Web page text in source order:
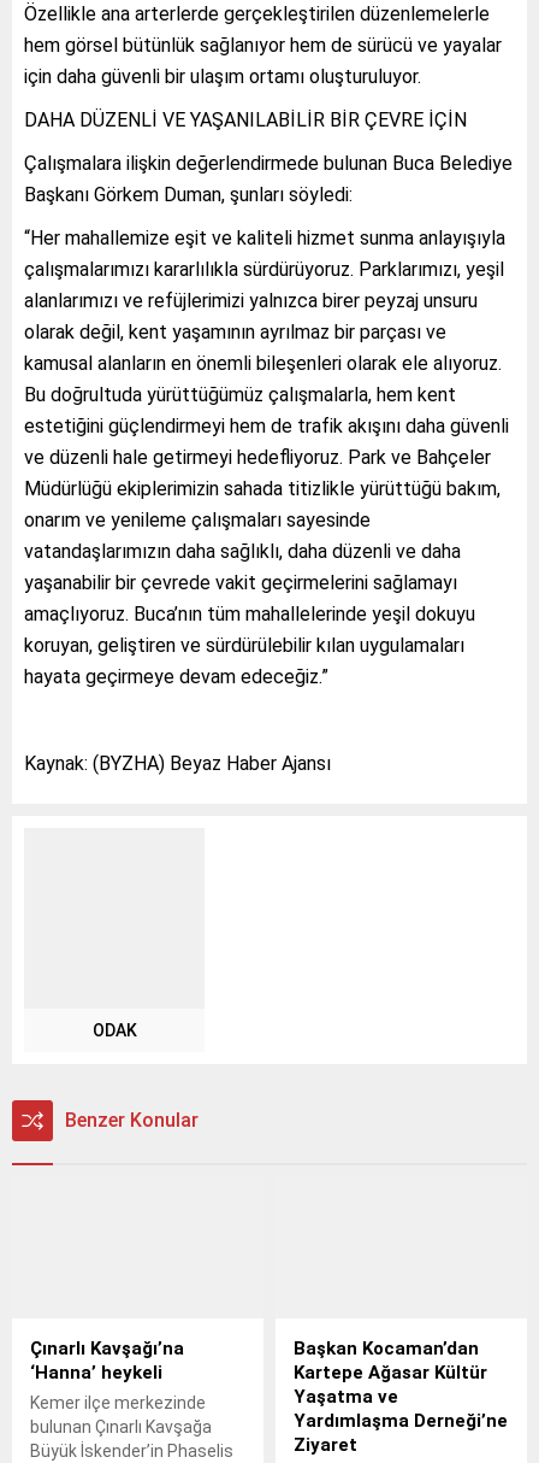
Özellikle ana arterlerde gerçekleştirilen düzenlemelerle
hem görsel bütünlük sağlanıyor hem de sürücü ve yayalar
için daha güvenli bir ulaşım ortamı oluşturuluyor.
DAHA DÜZENLİ VE YAŞANILABİLİR BİR ÇEVRE İÇİN
Çalışmalara ilişkin değerlendirmede bulunan Buca Belediye
Başkanı Görkem Duman, şunları söyledi:
“Her mahallemize eşit ve kaliteli hizmet sunma anlayışıyla
çalışmalarımızı kararlılıkla sürdürüyoruz. Parklarımızı, yeşil
alanlarımızı ve refüjlerimizi yalnızca birer peyzaj unsuru
olarak değil, kent yaşamının ayrılmaz bir parçası ve
kamusal alanların en önemli bileşenleri olarak ele alıyoruz.
Bu doğrultuda yürüttüğümüz çalışmalarla, hem kent
estetiğini güçlendirmeyi hem de trafik akışını daha güvenli
ve düzenli hale getirmeyi hedefliyoruz. Park ve Bahçeler
Müdürlüğü ekiplerimizin sahada titizlikle yürüttüğü bakım,
onarım ve yenileme çalışmaları sayesinde
vatandaşlarımızın daha sağlıklı, daha düzenli ve daha
yaşanabilir bir çevrede vakit geçirmelerini sağlamayı
amaçlıyoruz. Buca’nın tüm mahallelerinde yeşil dokuyu
koruyan, geliştiren ve sürdürülebilir kılan uygulamaları
hayata geçirmeye devam edeceğiz.”
Kaynak: (BYZHA) Beyaz Haber Ajansı
ODAK
Benzer Konular
Çınarlı Kavşağı’na
‘Hanna’ heykeli
Kemer ilçe merkezinde
bulunan Çınarlı Kavşağa
Büyük İskender’in Phaselis
Başkan Kocaman’dan
Kartepe Ağasar Kültür
Yaşatma ve
Yardımlaşma Derneği’ne
Ziyaret